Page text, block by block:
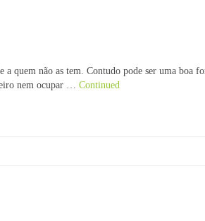
a quem não as tem. Contudo pode ser uma boa
nem ocupar … Continued